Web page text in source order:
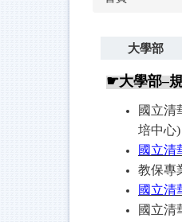
大學部
☛大學部–
國立清
培中心)
國立清
教保專
國立清
國立清